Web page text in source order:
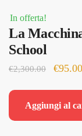
In offerta!
La
School
€2,300.00
Il
€95.00
Aggiungi al